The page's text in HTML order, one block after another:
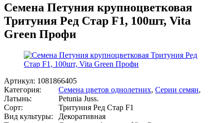
Семена Петуния крупноцветковая
Тритуния Ред Стар F1, 100шт, Vita
Green Профи
Артикул: 1081866405
Категория:
Семена цветов однолетних, Серии семян,
Латынь:
Petunia Juss.
Сорт:
Тритуния Ред Стар F1
Вид культуры:
Декоративная